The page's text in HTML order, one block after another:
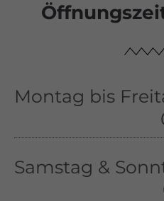
Montag bis
Samstag &